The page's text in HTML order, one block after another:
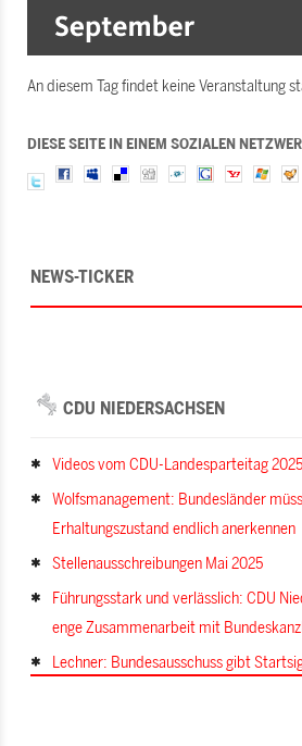
An diesem Tag findet keine Veranstaltung
DIESE SEITE IN EINEM SOZIALEN
NEWS-TICKER
CDU NIEDERSACHSEN
Videos vom CDU-Landesparteitag 2025
Wolfsmanagement: Bundesländer
Erhaltungszustand endlich anerkennen
Stellenausschreibungen Mai 2025
Führungsstark und verlässlich: CDU
enge Zusammenarbeit mit
Lechner: Bundesausschuss gibt